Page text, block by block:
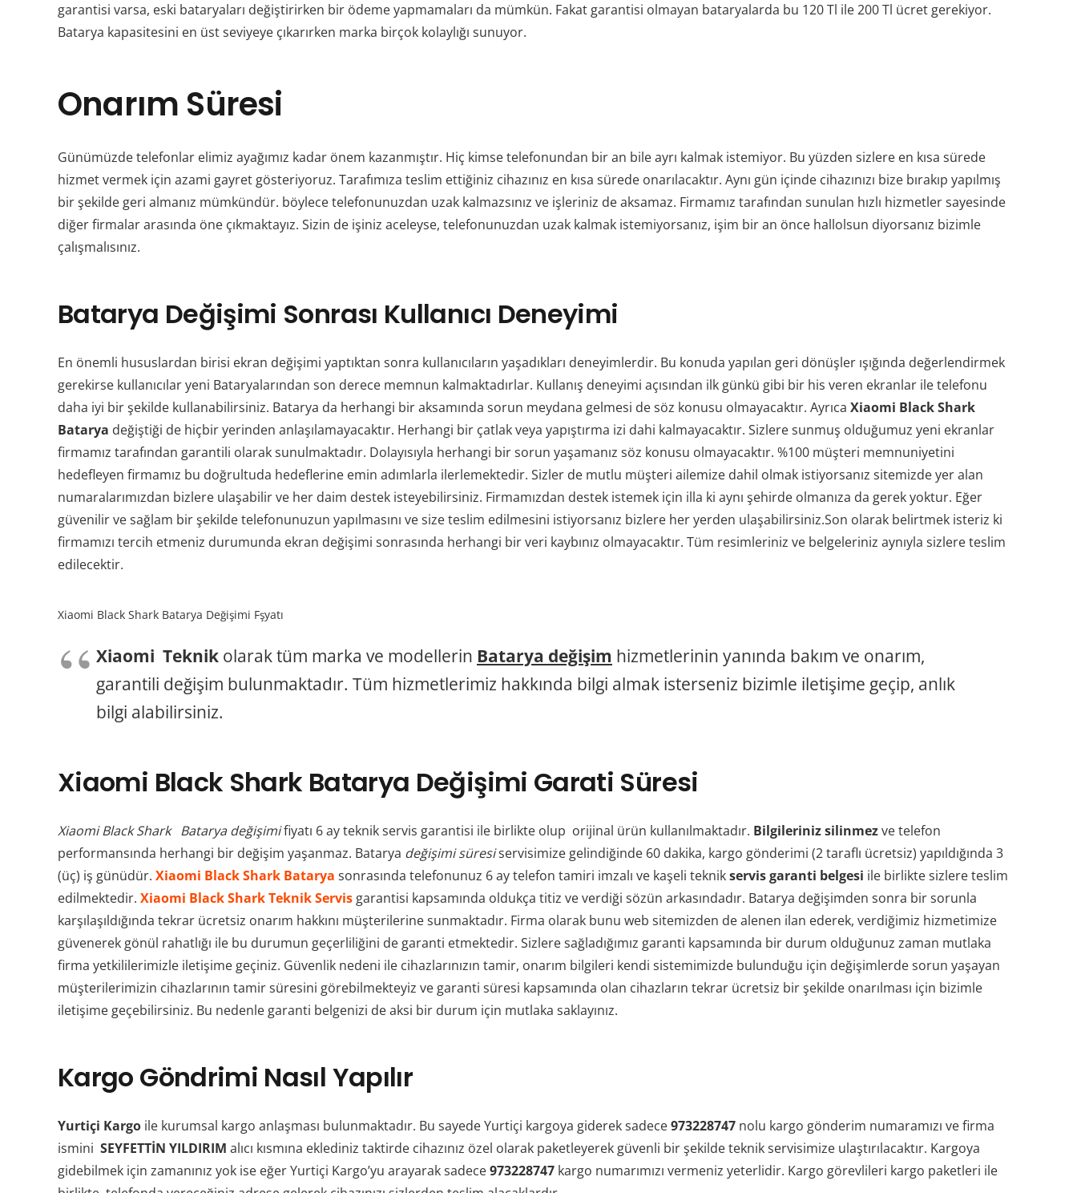
garantisi varsa, eski bataryaları değiştirirken bir ödeme yapmamaları da mümkün. Fakat garantisi olmayan bataryalarda bu 120 Tl ile 200 Tl ücret gerekiyor.
Batarya kapasitesini en üst seviyeye çıkarırken marka birçok kolaylığı sunuyor.
Onarım Süresi
Günümüzde telefonlar elimiz ayağımız kadar önem kazanmıştır. Hiç kimse telefonundan bir an bile ayrı kalmak istemiyor. Bu yüzden sizlere en kısa sürede
hizmet vermek için azami gayret gösteriyoruz. Tarafımıza teslim ettiğiniz cihazınız en kısa sürede onarılacaktır. Aynı gün içinde cihazınızı bize bırakıp yapılmış
bir şekilde geri almanız mümkündür. böylece telefonunuzdan uzak kalmazsınız ve işleriniz de aksamaz. Firmamız tarafından sunulan hızlı hizmetler sayesinde
diğer firmalar arasında öne çıkmaktayız. Sizin de işiniz aceleyse, telefonunuzdan uzak kalmak istemiyorsanız, işim bir an önce hallolsun diyorsanız bizimle
çalışmalısınız.
Batarya Değişimi Sonrası Kullanıcı Deneyimi
En önemli hususlardan birisi ekran değişimi yaptıktan sonra kullanıcıların yaşadıkları deneyimlerdir. Bu konuda yapılan geri dönüşler ışığında değerlendirmek
gerekirse kullanıcılar yeni Bataryalarından son derece memnun kalmaktadırlar. Kullanış deneyimi açısından ilk günkü gibi bir his veren ekranlar ile telefonu
daha iyi bir şekilde kullanabilirsiniz. Batarya da herhangi bir aksamında sorun meydana gelmesi de söz konusu olmayacaktır. Ayrıca Xiaomi Black Shark
Batarya değiştiği de hiçbir yerinden anlaşılamayacaktır. Herhangi bir çatlak veya yapıştırma izi dahi kalmayacaktır. Sizlere sunmuş olduğumuz yeni ekranlar
firmamız tarafından garantili olarak sunulmaktadır. Dolayısıyla herhangi bir sorun yaşamanız söz konusu olmayacaktır. %100 müşteri memnuniyetini
hedefleyen firmamız bu doğrultuda hedeflerine emin adımlarla ilerlemektedir. Sizler de mutlu müşteri ailemize dahil olmak istiyorsanız sitemizde yer alan
numaralarımızdan bizlere ulaşabilir ve her daim destek isteyebilirsiniz. Firmamızdan destek istemek için illa ki aynı şehirde olmanıza da gerek yoktur. Eğer
güvenilir ve sağlam bir şekilde telefonunuzun yapılmasını ve size teslim edilmesini istiyorsanız bizlere her yerden ulaşabilirsiniz.Son olarak belirtmek isteriz ki
firmamızı tercih etmeniz durumunda ekran değişimi sonrasında herhangi bir veri kaybınız olmayacaktır. Tüm resimleriniz ve belgeleriniz aynıyla sizlere teslim
edilecektir.
Xiaomi Black Shark Batarya Değişimi Fşyatı
Xiaomi Teknik olarak tüm marka ve modellerin Batarya değişim hizmetlerinin yanında bakım ve onarım,
garantili değişim bulunmaktadır. Tüm hizmetlerimiz hakkında bilgi almak isterseniz bizimle iletişime geçip, anlık
bilgi alabilirsiniz.
Xiaomi Black Shark Batarya Değişimi Garati Süresi
Xiaomi Black Shark Batarya değişimifiyatı 6 ay teknik servis garantisi ile birlikte olup orijinal ürün kullanılmaktadır. Bilgileriniz silinmezve telefon
performansında herhangi bir değişim yaşanmaz. Batarya değişimi süresiservisimize gelindiğinde 60 dakika, kargo gönderimi (2 taraflı ücretsiz) yapıldığında 3
(üç) iş günüdür. Xiaomi Black Shark Batarya sonrasında telefonunuz 6 ay telefon tamiri imzalı ve kaşeli teknikservis garanti belgesi ile birlikte sizlere teslim
edilmektedir. Xiaomi Black Shark Teknik Servis garantisi kapsamında oldukça titiz ve verdiği sözün arkasındadır. Batarya değişimden sonra bir sorunla
karşılaşıldığında tekrar ücretsiz onarım hakkını müşterilerine sunmaktadır. Firma olarak bunu web sitemizden de alenen ilan ederek, verdiğimiz hizmetimize
güvenerek gönül rahatlığı ile bu durumun geçerliliğini de garanti etmektedir. Sizlere sağladığımız garanti kapsamında bir durum olduğunuz zaman mutlaka
firma yetkililerimizle iletişime geçiniz. Güvenlik nedeni ile cihazlarınızın tamir, onarım bilgileri kendi sistemimizde bulunduğu için değişimlerde sorun yaşayan
müşterilerimizin cihazlarının tamir süresini görebilmekteyiz ve garanti süresi kapsamında olan cihazların tekrar ücretsiz bir şekilde onarılması için bizimle
iletişime geçebilirsiniz. Bu nedenle garanti belgenizi de aksi bir durum için mutlaka saklayınız.
Kargo Göndrimi Nasıl Yapılır
Yurtiçi Kargo ile kurumsal kargo anlaşması bulunmaktadır. Bu sayede Yurtiçi kargoya giderek sadece973228747 nolu kargo gönderim numaramızı ve firma
ismini SEYFETTİN YILDIRIM alıcı kısmına eklediniz taktirde cihazınız özel olarak paketleyerek güvenli bir şekilde teknik servisimize ulaştırılacaktır. Kargoya
gidebilmek için zamanınız yok ise eğer Yurtiçi Kargo’yu arayarak sadece973228747 kargo numarımızı vermeniz yeterlidir. Kargo görevlileri kargo paketleri ile